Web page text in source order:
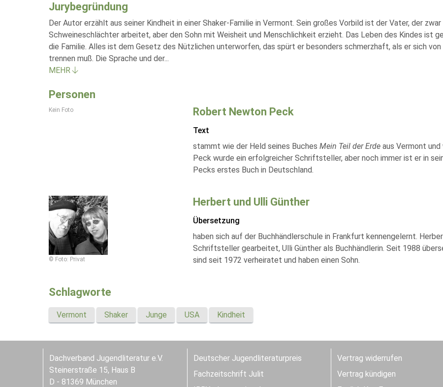
Jurybegründung
Der Autor erzählt aus seiner Kindheit in einer Shaker-Familie in Vermont. Sein großes Vorbild ist der Vater, der
Schweineschlächter arbeitet, aber den Sohn mit Weisheit und Menschlichkeit erzieht. Das Leben des Kindes ist
die Familie. Alles ist dem Gesetz des Nützlichen unterworfen, das spürt er besonders schmerzhaft, als er sich von
trennen muß. Die Sprache und der...
MEHR
Personen
Kein Foto Robert Newton Peck
Text
stammt wie der Held seines Buches Mein Teil der Erdeaus Vermont und
Peck wurde ein erfolgreicher Schriftsteller, aber noch immer ist er in
Pecks erstes Buch in Deutschland.
© Foto: Privat
Herbert und Ulli Günther
Übersetzung
haben sich auf der Buchhändlerschule in Frankfurt kennengelernt.
Schriftsteller gearbeitet, Ulli Günther als Buchhändlerin. Seit 1988
sind seit 1972 verheiratet und haben einen Sohn.
Schlagworte
Vermont Shaker Junge USA Kindheit
Dachverband Jugendliteratur e.V.
Steinerstraße 15, Haus B
D - 81369 München
Deutscher Jugendliteraturpreis
Fachzeitschrift Julit
Vertrag widerrufen
Vertrag kündigen